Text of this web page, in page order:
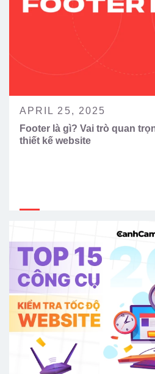
APRIL 25, 2025
Footer là gì? Vai trò quan
thiết kế website